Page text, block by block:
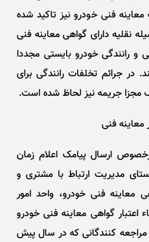
فنی خودرو نیز تاکید شده
نقلیه دارای گواهی معاینه فنی
رانندگی خودرو بایستی مجددا
در جرائم تخلفات رانندگی برای
مجزا جریمه نیز لحاظ شده است.
ارسال پیامک اعلام زمان
مدیریت ارتباط با مشتری و
معاینه فنی خودرو، واحد امور
قبل از انقضاء اعتبار گواهی معاینه فنی خودرو
کنندگانی که در سال پیش